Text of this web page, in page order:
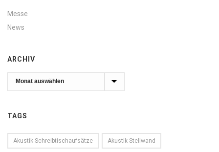
Messe
News
ARCHIV
TAGS
Akustik-Schreibtischaufsätze Akustik-Stellwand